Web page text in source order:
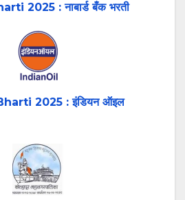
2025 : नाबार्ड बँक भरती
2025 : इंडियन ऑइल